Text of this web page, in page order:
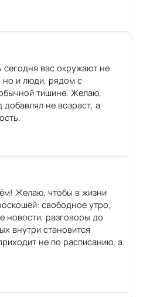
вас окружают не
но и люди, рядом с
тишине. Желаю,
не возраст, а
Желаю, чтобы в жизни
свободное утро,
новости, разговоры до
внутри становится
не по расписанию, а